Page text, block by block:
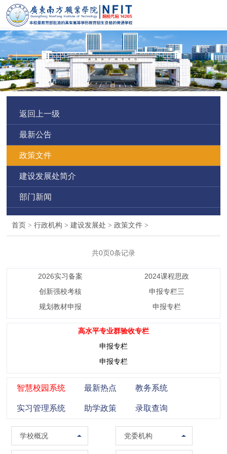
返回上一级
最新公告
政策文件
建设发展处简介
部门新闻
首页 >行政机构 >建设发展处 >政策文件 >
共0页0条记录
2026实习备案
2024课程思政
创新强校考核
申报专栏三
规划教材申报
申报专栏
高水平专业群验收专栏
申报专栏
申报专栏
智慧校园系统
实习管理系统
最新热点
助学政策
教务系统
录取查询
学校概况
学校概况 党委机构
党委组织部（党校）